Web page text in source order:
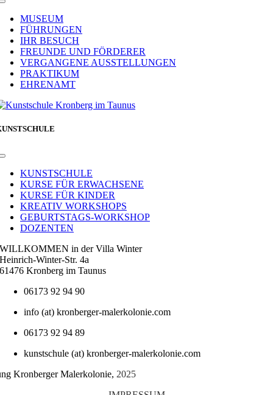
Toggle
NavigationMUSEUM
FÜHRUNGEN
IHR BESUCH
FREUNDE UND FÖRDERER
VERGANGENE AUSSTELLUNGEN
PRAKTIKUM
EHRENAMT
Toggle
NavigationKUNSTSCHULE
KURSE FÜR ERWACHSENE
KURSE FÜR KINDER
KREATIV WORKSHOPS
GEBURTSTAGS-WORKSHOP
DOZENTEN
WILLKOMMEN in der Villa Winter
Heinrich-Winter-Str. 4a
61476 Kronberg im Taunus
06173 92 94 90
info (at) kronberger-malerkolonie.com
06173 92 94 89
kunstschule (at) kronberger-malerkolonie.com
Kronberger Malerkolonie, 2025